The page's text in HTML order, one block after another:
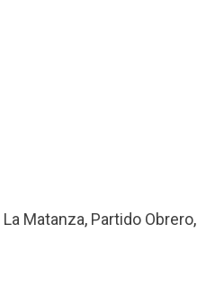
La Matanza, Partido Obrero,